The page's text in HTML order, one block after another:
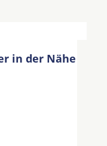
in der Nähe